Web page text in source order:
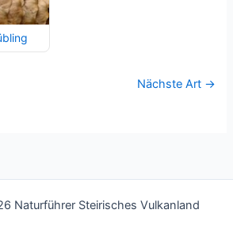
Nächste Art →
Naturführer Steirisches Vulkanland